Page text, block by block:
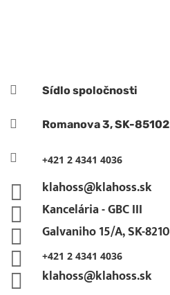
 Sídlo spoločnosti
 Romanova 3, SK-
 +421 2 4341 4036
 klahoss@klahoss.sk
 Kancelária - GBC III
 Galvaniho 15/A, SK-
 +421 2 4341 4036
 klahoss@klahoss.sk